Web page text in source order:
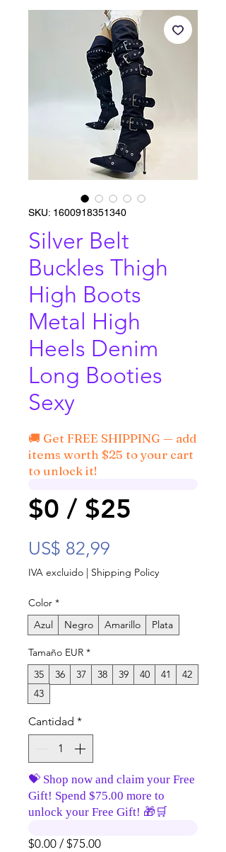
SKU: 1600918351340
Silver Belt
Buckles Thigh
High Boots
Metal High
Heels Denim
Long Booties
Sexy
🚚 Get FREE SHIPPING — add
items worth $25 to your cart
to unlock it!
$0 / $25
US$ 82,99
IVA excluido | Shipping Policy
Color *
Azul
Negro Amarillo Plata
Tamaño EUR *
35
36 37 38 39 40 41
42
43
Cantidad *
💝 Shop now and claim your Free
Gift! Spend $75.00 more to
unlock your Free Gift! 🎁🛒
$0.00 / $75.00